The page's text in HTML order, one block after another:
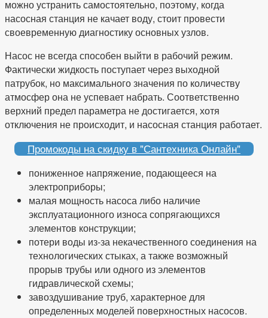
можно устранить самостоятельно, поэтому, когда
насосная станция не качает воду, стоит провести
своевременную диагностику основных узлов.
Насос не всегда способен выйти в рабочий режим.
Фактически жидкость поступает через выходной
патрубок, но максимального значения по количеству
атмосфер она не успевает набрать. Соответственно
верхний предел параметра не достигается, хотя
отключения не происходит, и насосная станция работает.
Промокоды на скидку в "Сантехника Онлайн"
пониженное напряжение, подающееся на
электроприборы;
малая мощность насоса либо наличие
эксплуатационного износа сопрягающихся
элементов конструкции;
потери воды из-за некачественного соединения на
технологических стыках, а также возможный
прорыв трубы или одного из элементов
гидравлической схемы;
завоздушивание труб, характерное для
определенных моделей поверхностных насосов.